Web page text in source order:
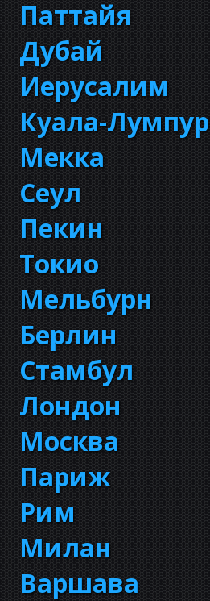
Паттайя
Дубай
Иерусалим
Куала-Лумпур
Мекка
Сеул
Пекин
Токио
Мельбурн
Берлин
Стамбул
Лондон
Москва
Париж
Рим
Милан
Варшава